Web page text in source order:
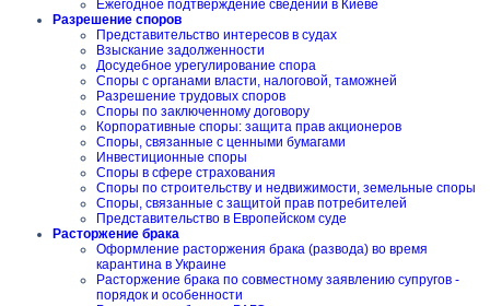
Ежегодное подтверждение сведений в Киеве
Разрешение споров
Представительство интересов в судах
Взыскание задолженности
Досудебное урегулирование спора
Споры с органами власти, налоговой, таможней
Разрешение трудовых споров
Споры по заключенному договору
Корпоративные споры: защита прав акционеров
Споры, связанные с ценными бумагами
Инвестиционные споры
Споры в сфере страхования
Споры по строительству и недвижимости, земельные споры
Споры, связанные с защитой прав потребителей
Представительство в Европейском суде
Расторжение брака
Оформление расторжения брака (развода) во время
карантина в Украине
Расторжение брака по совместному заявлению супругов -
порядок и особенности